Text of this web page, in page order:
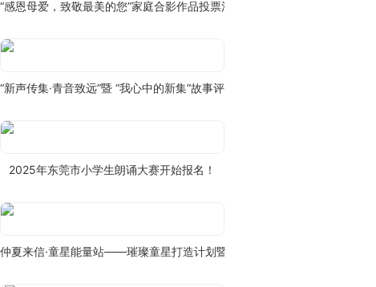
“感恩母爱，致敬最美的您”家庭合影作品投票活动
“新声传集·青音致远”暨 “我心中的新集”故事评选比赛
2025年东莞市小学生朗诵大赛开始报名！
仲夏来信·童星能量站——璀璨童星打造计划暨首届奥菜代言人选拔大赛